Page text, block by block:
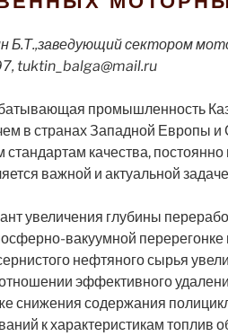
Б.Т.,заведующий сектором
tuktin_balga@mail.ru
промышленность
в странах Западной
качества,
важной и актуальной
увеличения глубины
вакуумной
нефтяного сырья
эффективного
снижения содержания
к характеристикам